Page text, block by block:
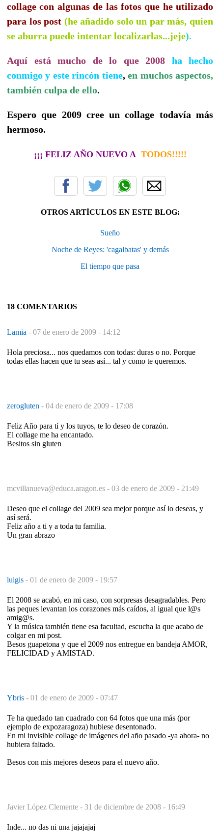
collage con algunas de las fotos que he utilizado
para los post (he añadido solo un par más, quien
se aburra puede intentar localizarlas...jeje).
Aquí está mucho de lo que 2008
ha hecho
conmigo y este rincón tiene,en muchos aspectos,
también culpa de ello.
Espero que 2009 cree un collage todavía más
hermoso.
¡¡¡ FELIZ AÑO NUEVO A TODOS!!!!!
OTROS ARTÍCULOS EN ESTE BLOG:
Sueño
Noche de Reyes: 'cagalbatas' y demás
El tiempo que pasa
18 COMENTARIOS
Lamia - 07 de enero de 2009 - 14:12
Hola preciosa... nos quedamos con todas: duras o no. Porque
todas ellas hacen que tu seas así... tal y como te queremos.
zerogluten - 04 de enero de 2009 - 17:08
Feliz Año para tí y los tuyos, te lo deseo de corazón.
El collage me ha encantado.
Besitos sin gluten
mcvillanueva@educa.aragon.es - 03 de enero de 2009 - 21:49
Deseo que el collage del 2009 sea mejor porque así lo deseas, y
así será.
Feliz año a ti y a toda tu familia.
Un gran abrazo
luigis - 01 de enero de 2009 - 19:57
El 2008 se acabó, en mi caso, con sorpresas desagradables. Pero
las peques levantan los corazones más caídos, al igual que l@s
amig@s.
Y la música también tiene esa facultad, escucha la que acabo de
colgar en mi post.
Besos guapetona y que el 2009 nos entregue en bandeja AMOR,
FELICIDAD y AMISTAD.
Ybris - 01 de enero de 2009 - 07:47
Te ha quedado tan cuadrado con 64 fotos que una más (por
ejemplo de expozaragoza) hubiese desentonado.
En mi invisible collage de imágenes del año pasado -ya ahora- no
hubiera faltado.
Besos con mis mejores deseos para el nuevo año.
Javier López Clemente - 31 de diciembre de 2008 - 16:49
Inde... no das ni una jajajajaj